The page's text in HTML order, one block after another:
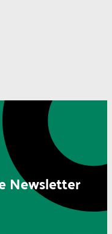
Newsletter